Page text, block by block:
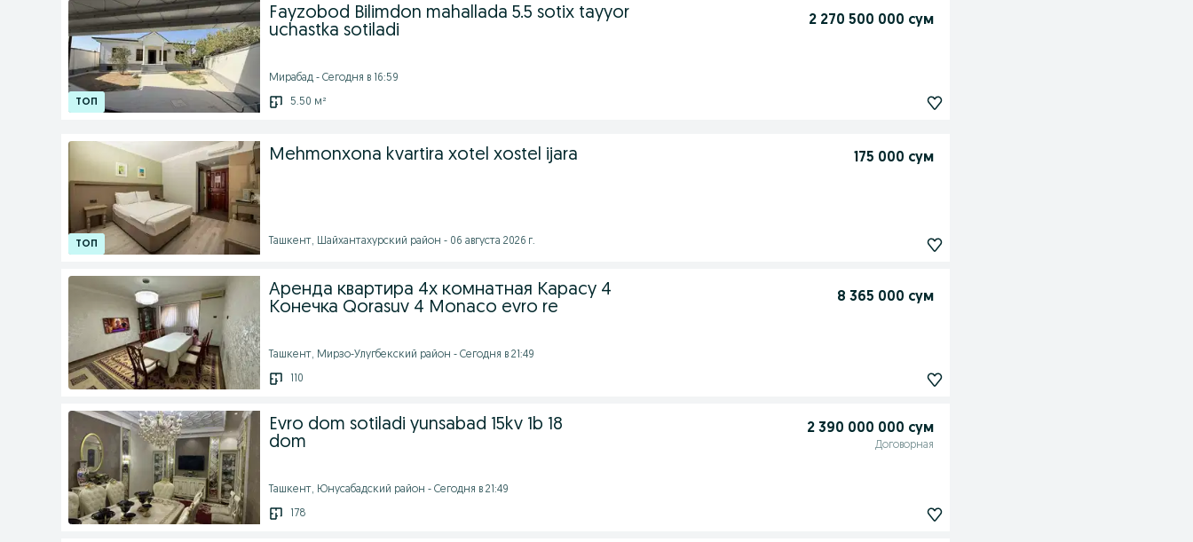
Fayzobod Bilimdon mahallada 5.5 sotix tayyor
uchastka sotiladi
2 270 500 000 сум
Мирабад - Сегодня в 16:59
5.50 м²
Mehmonxona kvartira xotel xostel ijara 175 000 сум
Ташкент, Шайхантахурский район - 06 августа 2026 г.
Аренда квартира 4х комнатная Карасу 4
Конечка Qorasuv 4 Monaco evro re
8 365 000 сум
Ташкент, Мирзо-Улугбекский район - Сегодня в 21:49
110
Evro dom sotiladi yunsabad 15kv 1b 18
dom
2 390 000 000 сум
Договорная
Ташкент, Юнусабадский район - Сегодня в 21:49
178